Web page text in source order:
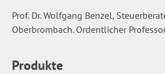
Prof. Dr. Wolfgang Benzel,
Oberbrombach. Ordentlicher
Produkte